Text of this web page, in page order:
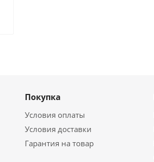
Покупка
Условия оплаты
Условия доставки
Гарантия на товар